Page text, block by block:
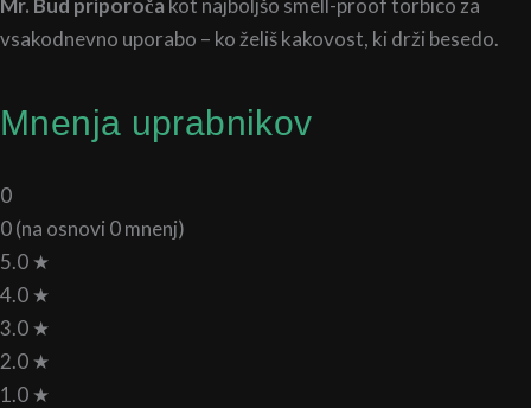
Mr. Bud priporoča kot najboljšo smell-proof torbico za
vsakodnevno uporabo – ko želiš kakovost, ki drži besedo.
Mnenja uprabnikov
0
0 (na osnovi 0 mnenj)
5.0 ★
4.0 ★
3.0 ★
2.0 ★
1.0 ★